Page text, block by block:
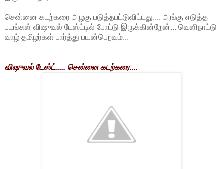
சென்னை கடற்கரை அழகு படுத்தபட்டுவிட்டது.... அங்கு எடுத்த
படங்கள் விஷுவல் டேஸ்ட்டில் போட்டு இருக்கின்றேன்... வெளிநாட்டு
வாழ் தமிழர்கள் பார்த்து பயன்பெறவும்...
விஷுவல் டேஸ்ட்..... சென்னை கடற்கரை....